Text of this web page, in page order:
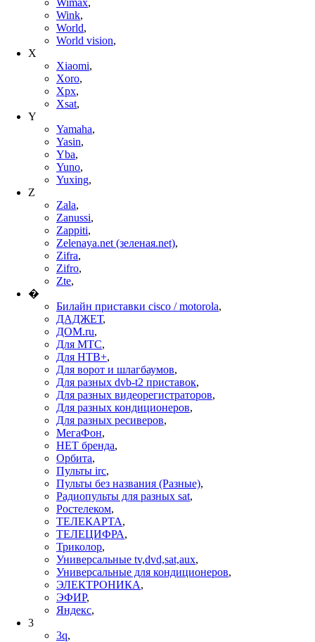
Wink,
World,
World vision,
X
Xiaomi,
Xoro,
Xpx,
Xsat,
Y
Yamaha,
Yasin,
Yba,
Yuno,
Yuxing,
Z
Zala,
Zanussi,
Zappiti,
Zelenaya.net (зеленая.net),
Zifra,
Zifro,
Zte,
�
Билайн приставки cisco / motorola,
ДАДЖЕТ,
ДОМ.ru,
Для МТС,
Для НТВ+,
Для ворот и шлагбаумов,
Для разных dvb-t2 приставок,
Для разных видеорегистраторов,
Для разных кондиционеров,
Для разных ресиверов,
МегаФон,
НЕТ бренда,
Орбита,
Пульты irc,
Пульты без названия (Разные),
Радиопульты для разных sat,
Ростелеком,
ТЕЛЕКАРТА,
ТЕЛЕЦИФРА,
Триколор,
Универсальные tv,dvd,sat,aux,
Универсальные для кондиционеров,
ЭЛЕКТРОНИКА,
ЭФИР,
Яндекс,
3
3q,